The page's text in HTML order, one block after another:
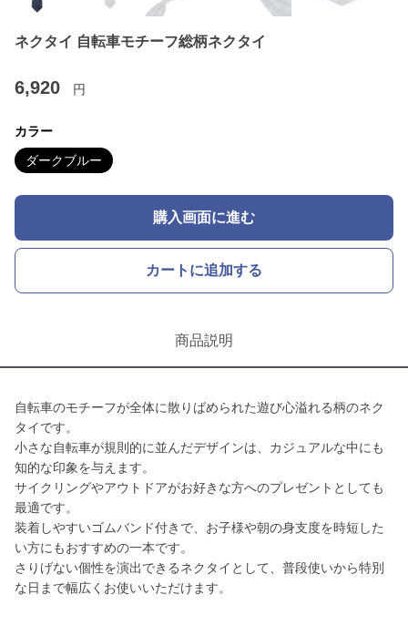
ネクタイ 自転車モチーフ総柄ネクタイ
6,920 円
カラー
ダークブルー
購入画面に進む
カートに追加する
商品説明
自転車のモチーフが全体に散りばめられた遊び心溢れる柄のネク
タイです。
小さな自転車が規則的に並んだデザインは、カジュアルな中にも
知的な印象を与えます。
サイクリングやアウトドアがお好きな方へのプレゼントとしても
最適です。
装着しやすいゴムバンド付きで、お子様や朝の身支度を時短した
い方にもおすすめの一本です。
さりげない個性を演出できるネクタイとして、普段使いから特別
な日まで幅広くお使いいただけます。